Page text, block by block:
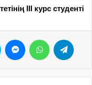
III курс студенті